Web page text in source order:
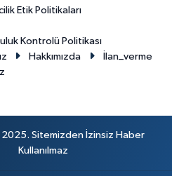
Etik Politikaları
Kontrolü Politikası
Hakkımızda
İlan_verme
Sitemizden İzinsiz Haber
Kullanılmaz